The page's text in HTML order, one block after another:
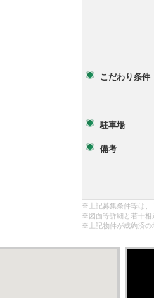
こだわり条件
駐車場
備考
※上記募集条件等は、
※図面等詳細と若干相
※上記物件が成約済の